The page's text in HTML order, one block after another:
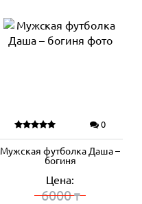
0
Мужская футболка Даша –
богиня
Цена:
6000₸